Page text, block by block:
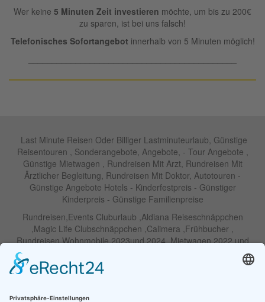
Wer keine 5 Minuten Zeit investieren möchte, um bis zu 200€
zu sparen, ist bei uns falsch!
Telefonisches Sofortangebot innerhalb von 5 Minuten möglich!
Last Minute Reisen Oder Billiger Lastminuteurlaub, Günstige
Reisentouren , Sonderangebote, Angebote, - Tour Angebote ,
Günstige Mietwagen , Rundreisen Mit Arzt, Rundreisen Mit
Ärztlicher Begleitung, Rundreisen Mit Doktor, Autotouren -
Günstige Angebote Hotels - Kinderfestpreis - Günstiger
Kinderpreis - Günstige Familienpreise
Rundreisen,Events Cluburlaub ,Aldiana Reiseschnäppchen
,Magic Life Clubschnäppchen ,Calimera ,Frühbucher ,
Rundreisen Wohnmobile 2023und 2024 ,Mietwagen 2022 und
Weihnachtreisen 2022 und 2023 , Silvesterreisen 2022 und 2032,
Namibia, Wohnmobile , Billige Angebote, Touren,Angebote Für
Mietwagentouren , Billige Lastminute Angebote Für